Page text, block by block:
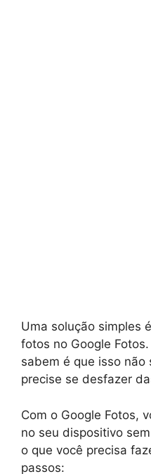
Uma solução simples
fotos no Google
sabem é que isso não
precise se desfazer
Com o Google Fotos,
no seu dispositivo
o que você precisa
passos: